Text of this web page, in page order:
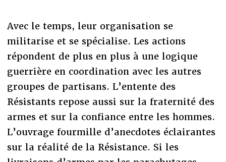
Avec le temps, leur organisation se
militarise et se spécialise. Les actions
répondent de plus en plus à une logique
guerrière en coordination avec les autres
groupes de partisans. L’entente des
Résistants repose aussi sur la fraternité des
armes et sur la confiance entre les hommes.
L’ouvrage fourmille d’anecdotes éclairantes
sur la réalité de la Résistance. Si les